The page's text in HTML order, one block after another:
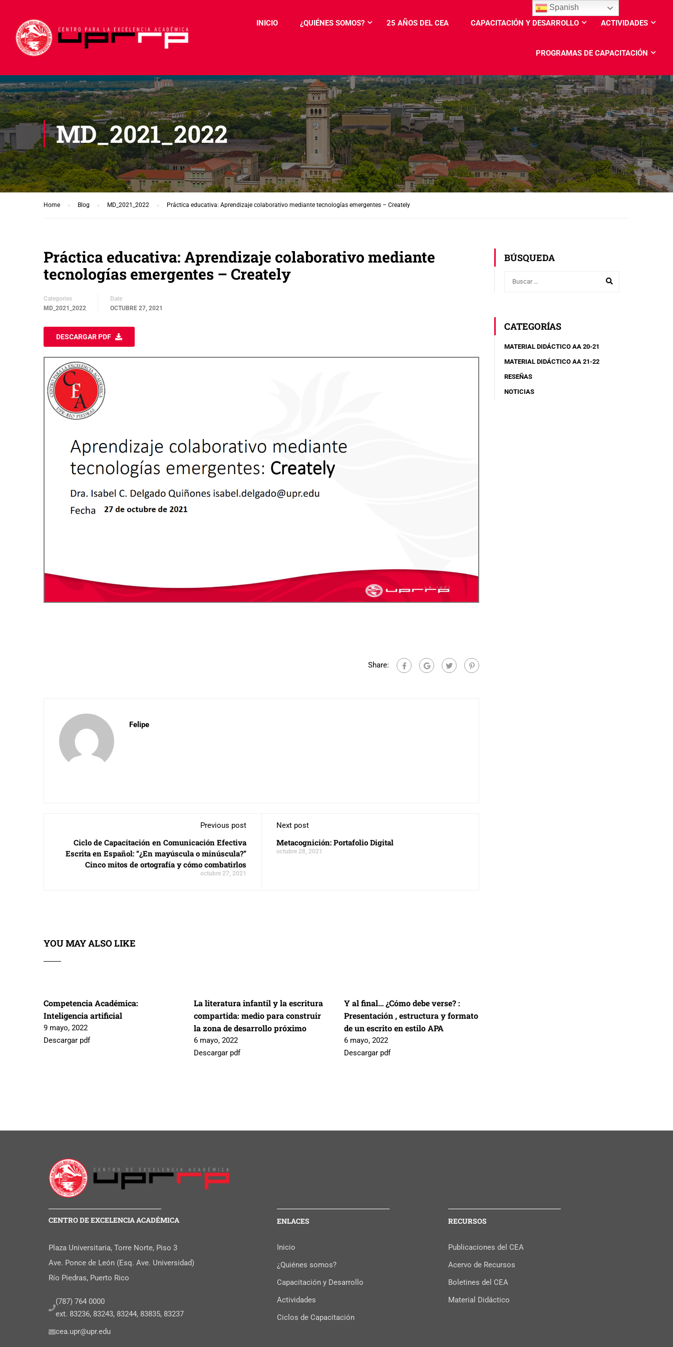
INICIO ¿QUIÉNES SOMOS? 25 AÑOS DEL CEA CAPACITACIÓN Y DESARROLLO ACTIVIDADES
PROGRAMAS DE CAPACITACIÓN
MD_2021_2022
Home Blog MD_2021_2022 Práctica educativa: Aprendizaje colaborativo mediante tecnologías emergentes – Creately
Práctica educativa: Aprendizaje colaborativo mediante
tecnologías emergentes – Creately
Categories
MD_2021_2022
Date
OCTUBRE 27, 2021
DESCARGAR PDF
Share:
Felipe
Previous post
Ciclo de Capacitación en Comunicación Efectiva
Escrita en Español: “¿En mayúscula o minúscula?”
Cinco mitos de ortografía y cómo combatirlos
octubre 27, 2021
Next post
Metacognición: Portafolio Digital
octubre 28, 2021
YOU MAY ALSO LIKE
Competencia Académica:
Inteligencia artificial
9 mayo, 2022
Descargar pdf
La literatura infantil y la escritura
compartida: medio para construir
la zona de desarrollo próximo
6 mayo, 2022
Descargar pdf
Y al final… ¿Cómo debe verse? :
Presentación , estructura y formato
de un escrito en estilo APA
6 mayo, 2022
Descargar pdf
BÚSQUEDA
CATEGORÍAS
MATERIAL DIDÁCTICO AA 20-21
MATERIAL DIDÁCTICO AA 21-22
RESEÑAS
NOTICIAS
CENTRO DE EXCELENCIA ACADÉMICA
Plaza Universitaria, Torre Norte, Piso 3
Ave. Ponce de León (Esq. Ave. Universidad)
Río Piedras, Puerto Rico
(787) 764 0000
ext. 83236, 83243, 83244, 83835, 83237
cea.upr@upr.edu
ENLACES
Inicio
¿Quiénes somos?
Capacitación y Desarrollo
Actividades
Ciclos de Capacitación
RECURSOS
Publicaciones del CEA
Acervo de Recursos
Boletines del CEA
Material Didáctico
Spanish